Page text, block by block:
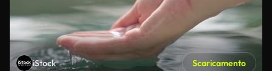
iStock Scaricamento